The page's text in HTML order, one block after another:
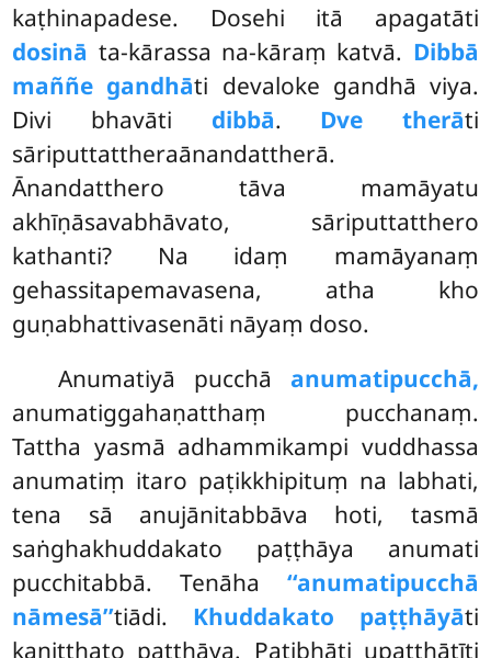
kaṭhinapadese. Dosehi itā apagatāti
dosinā ta-kārassa na-kāraṃ katvā. Dibbā
maññe gandhāti devaloke gandhā viya.
Divi bhavāti dibbā. Dve therāti
sāriputtattheraānandattherā.
Ānandatthero tāva mamāyatu
akhīṇāsavabhāvato, sāriputtatthero
kathanti? Na idaṃ mamāyanaṃ
gehassitapemavasena, atha kho
guṇabhattivasenāti nāyaṃ doso.
Anumatiyā pucchā anumatipucchā,
anumatiggahaṇatthaṃ pucchanaṃ.
Tattha yasmā adhammikampi vuddhassa
anumatiṃ itaro paṭikkhipituṃ na labhati,
tena sā anujānitabbāva hoti, tasmā
saṅghakhuddakato paṭṭhāya anumati
pucchitabbā. Tenāha ‘‘anumatipucchā
nāmesā’’tiādi. Khuddakato paṭṭhāyāti
kaṇiṭṭhato paṭṭhāya. Paṭibhāti upaṭṭhātīti